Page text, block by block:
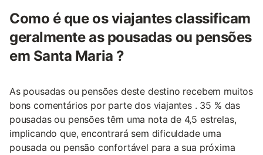
Como é que os viajantes classificam
geralmente as pousadas ou pensões
em Santa Maria ?
As pousadas ou pensões deste destino recebem muitos
bons comentários por parte dos viajantes . 35 % das
pousadas ou pensões têm uma nota de 4,5 estrelas,
implicando que, encontrará sem dificuldade uma
pousada ou pensão confortável para a sua próxima